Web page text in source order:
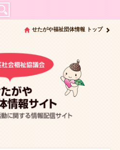
せたがや福祉団体情報 トップ